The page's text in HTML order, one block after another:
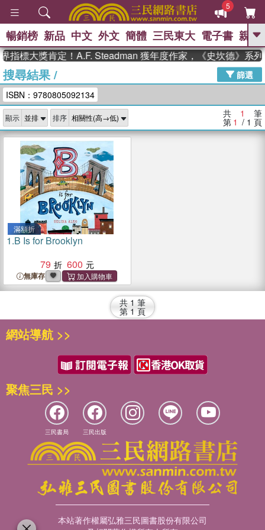
5
GO
The Odyssey 、
父親節 、 如果歷史是一群喵 、 暑期
念華 、 台灣的李登輝時代 、 數學女
孩：黎曼猜想
偉大的迷走神經
暢銷榜 新品 中文 外文 簡體 三民東大 電子書 親子
指標大獎肯定！A.F. Steadman 獲年度作家，《史坎德》系列
搜尋結果/
篩選
ISBN：9780805092134
顯示 排序 共 1 筆
第 1 / 1 頁
滿額折
1.B Is for Brooklyn
79
600
無庫存
共 1 筆
第 1 頁
網站導航 >>
聚焦三民 >>
三民書局 三民出版
本站著作權屬弘雅三民圖書股份有限公司